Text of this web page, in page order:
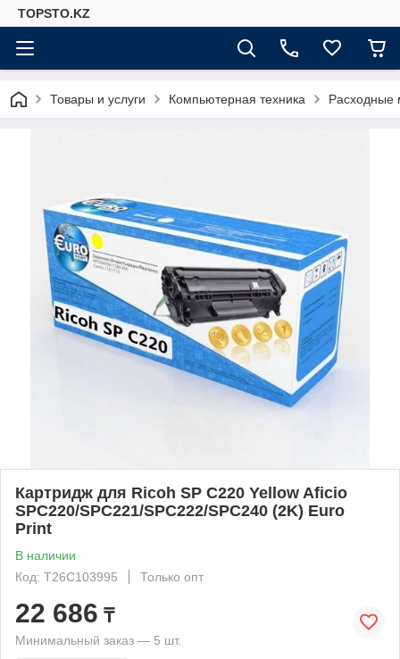
TOPSTO.KZ
Товары и услуги Компьютерная техника Расходные
Картридж для Ricoh SP C220 Yellow Aficio
SPC220/SPC221/SPC222/SPC240 (2K) Euro
Print
В наличии
Код: T26C103995
Только опт
22 686 ₸
Минимальный заказ — 5 шт.